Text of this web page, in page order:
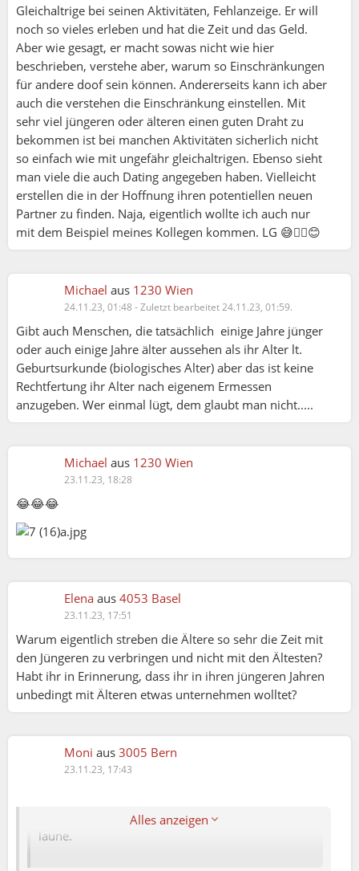
Gleichaltrige bei seinen Aktivitäten, Fehlanzeige. Er will
noch so vieles erleben und hat die Zeit und das Geld.
Aber wie gesagt, er macht sowas nicht wie hier
beschrieben, verstehe aber, warum so Einschränkungen
für andere doof sein können. Andererseits kann ich aber
auch die verstehen die Einschränkung einstellen. Mit
sehr viel jüngeren oder älteren einen guten Draht zu
bekommen ist bei manchen Aktivitäten sicherlich nicht
so einfach wie mit ungefähr gleichaltrigen. Ebenso sieht
man viele die auch Dating angegeben haben. Vielleicht
erstellen die in der Hoffnung ihren potentiellen neuen
Partner zu finden. Naja, eigentlich wollte ich auch nur
mit dem Beispiel meines Kollegen kommen. LG 😅✌🏻😊
Michael aus 1230 Wien
24.11.23, 01:48 -Zuletzt bearbeitet 24.11.23, 01:59.
Gibt auch Menschen, die tatsächlich einige Jahre jünger
oder auch einige Jahre älter aussehen als ihr Alter lt.
Geburtsurkunde (biologisches Alter) aber das ist keine
Rechtfertung ihr Alter nach eigenem Ermessen
anzugeben. Wer einmal lügt, dem glaubt man nicht.....
Michael aus 1230 Wien
23.11.23, 18:28
😂😂😂
Elena aus 4053 Basel
23.11.23, 17:51
Warum eigentlich streben die Ältere so sehr die Zeit mit
den Jüngeren zu verbringen und nicht mit den Ältesten?
Habt ihr in Erinnerung, dass ihr in ihren jüngeren Jahren
unbedingt mit Älteren etwas unternehmen wolltet?
Moni aus 3005 Bern
23.11.23, 17:43
Alles anzeigen
Moni:
ich mache es auf meine art und weise-lust und
laune.